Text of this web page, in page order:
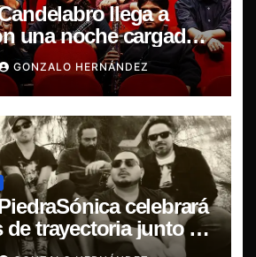
llega a
una noche cargada
GONZALO HERNÁNDEZ
celebrará
trayectoria junto a
en el Bar de René